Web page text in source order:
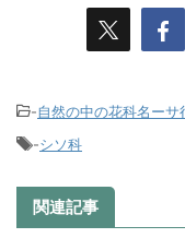
-自然の中の花科名ーサ
-シソ科
関連記事